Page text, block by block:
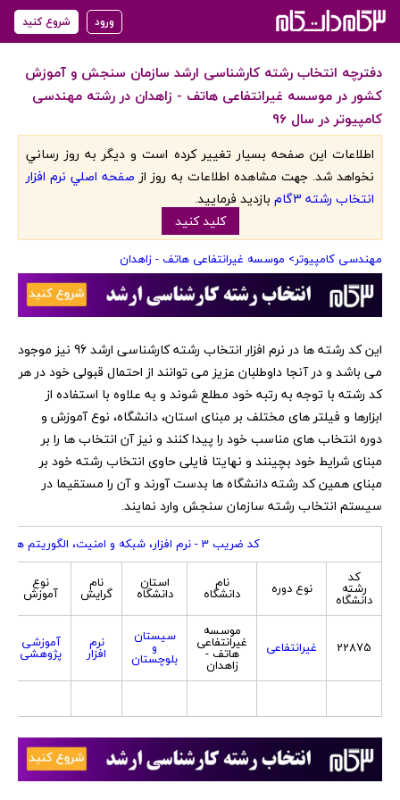
ورود شروع کنید
دفترچه انتخاب رشته کارشناسی ارشد سازمان سنجش و آموزش
کشور در موسسه غیرانتفاعی هاتف - زاهدان در رشته مهندسی
کامپیوتر در سال 96
اطلاعات اين صفحه بسيار تغيير کرده است و ديگر به روز رساني
نخواهد شد. جهت مشاهده اطلاعات به روز از صفحه اصلي نرم افزار
انتخاب رشته 3گام
بازديد فرماييد.
کليد کنيد
مهندسی کامپیوتر> موسسه غیرانتفاعی هاتف - زاهدان
‏این کد رشته ها در نرم افزار انتخاب رشته کارشناسی ارشد 96 نیز موجود
می باشد و در آنجا داوطلبان عزیز می توانند از احتمال قبولی خود در هر
کد رشته با توجه به رتبه خود مطلع شوند و به علاوه با استفاده از
ابزارها و فیلتر های مختلف بر مبنای استان، دانشگاه، نوع آموزش و
دوره انتخاب های مناسب خود را پیدا کنند و نیز آن انتخاب ها را بر
مبنای شرایط خود بچینند و نهایتا فایلی حاوی انتخاب رشته خود بر
مبنای همین کد رشته دانشگاه ها بدست آورند و آن را مستقیما در
سیستم انتخاب رشته سازمان سنجش وارد نمایند.
کد ضریب 3 - نرم افزار، شبکه و امنیت، الگوریتم ها و محاسبات
کد
رشته
دانشگاه
نوع دوره نام
دانشگاه
استان
دانشگاه
نام
گرایش
نوع
آموزش
22875 غیرانتفاعی
موسسه
غیرانتفاعی
هاتف -
زاهدان
سیستان
و
بلوچستان
نرم
افزار
آموزشی
پژوهشی